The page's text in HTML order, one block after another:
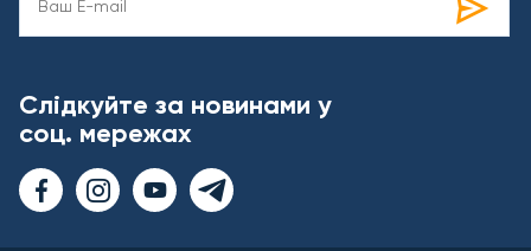
Слідкуйте за новинами у
соц. мережах